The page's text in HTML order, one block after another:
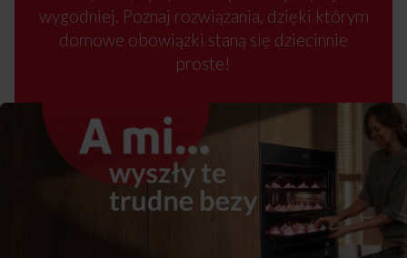
wygodniej. Poznaj rozwiązania, dzięki którym
domowe obowiązki staną się dziecinnie
proste!